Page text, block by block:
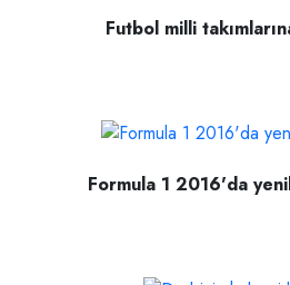
Futbol milli
Formula 1 2016'da